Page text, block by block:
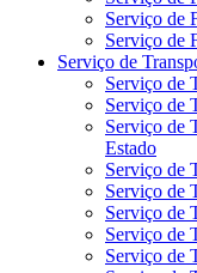
Serviço de
Serviço de
Serviço de
Serviço de
Serviço de
Serviço de
Estado
Serviço de
Serviço de
Serviço de
Serviço de
Serviço de